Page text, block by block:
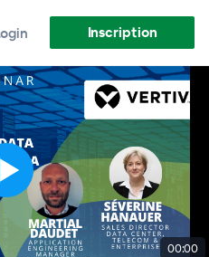
Inscription
00:00